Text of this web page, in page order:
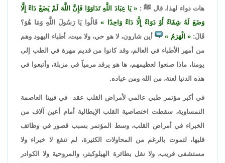
هات دواء لهذا، قال ﷺ :
يَا عِبَادَ اللَّهِ تَدَاوَوْا فَإِنَّ اللَّهَ لَمْ يَضَعْ دَاءً إِلَّا
وَضَعَ لَهُ شِفَاءً أَوْ دَوَاءً إِلَّا دَاءً وَاحِدًا
قَالُوا يَا رَسُولَ اللَّهِ وَمَا هُوَ؟
قَالَ:
الْهَرَمُ
أين شارون، لا هو حي، ولا ميت، أطباء اليهود وهم
من أمهر الأطباء في العالم، وقد كانوا من قديم مهرة في الطب إلى
يومنا، ماذا صنعوا لعظيمهم، ها هو يرقد مرمياً في مزبلة، وأتبعوا في
هذه الدنيا لعنة، من الله ومن عباده.
في أكبر مؤتمر طبي عالمي لأمراض القلب عقد في فيينا العاصمة
النمساوية، سقطت اختصاصية القلب الإيطالية أمام أعين آلاف من
الخبراء في أمراض القلب، وسط المؤتمر بسبب قصور في وظائف
قلبها، لتموت بالرغم من المحاولات الكثيرة، لم تنفع لا خبراء ولا
مستشفى قريب، ولا نقل بطائرة الهيلوكبتر، والمروحية ولا الكوادر